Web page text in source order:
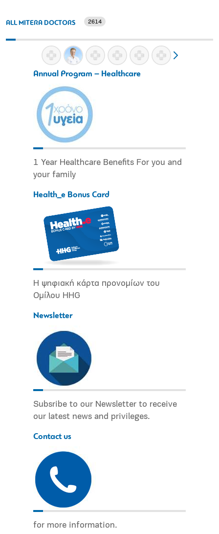
ALL MITERA DOCTORS 2614
Annual Program – Healthcare
1 Year Healthcare Benefits For you and
your family
Health_e Bonus Card
Η ψηφιακή κάρτα προνομίων του
Ομίλου HHG
Newsletter
Subsribe to our Newsletter to receive
our latest news and privileges.
Contact us
for more information.